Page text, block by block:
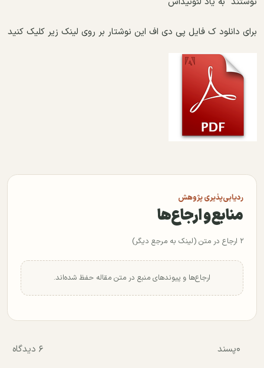
برای دانلود ک فایل پی دی اف این نوشتار بر روی لینک زیر کلیک کنید
ردیابی‌پذیری پژوهش
منابع و ارجاع‌ها
۲ ارجاع در متن (لینک به مرجع دیگر)
ارجاع‌ها و پیوندهای منبع در متن مقاله حفظ شده‌اند.
۰پسند
۶ دیدگاه